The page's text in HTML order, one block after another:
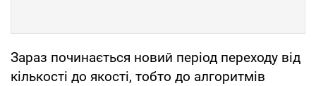
Зараз починається новий період переходу від
кількості до якості, тобто до алгоритмів